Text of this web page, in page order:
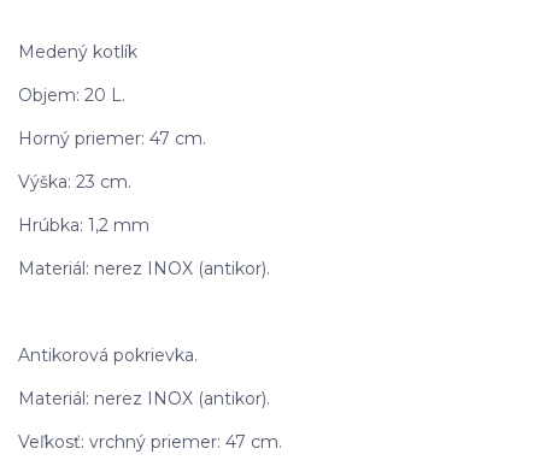
Medený kotlík
Objem: 20 L.
Horný priemer: 47 cm.
Výška: 23 cm.
Hrúbka: 1,2 mm
Materiál: nerez INOX (antikor).
Antikorová pokrievka.
Materiál: nerez INOX (antikor).
Veľkosť: vrchný priemer: 47 cm.